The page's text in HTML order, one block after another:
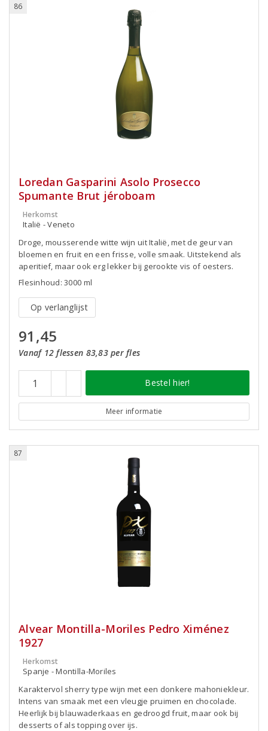
86
Loredan Gasparini Asolo Prosecco
Spumante Brut jéroboam
Herkomst
Italië - Veneto
Droge, mousserende witte wijn uit Italië, met de geur van
bloemen en fruit en een frisse, volle smaak. Uitstekend als
aperitief, maar ook erg lekker bij gerookte vis of oesters.
Flesinhoud: 3000 ml
Op verlanglijst
91,45
Vanaf 12 flessen 83,83 per fles
Bestel hier!
Meer informatie
87
Alvear Montilla-Moriles Pedro Ximénez
1927
Herkomst
Spanje - Montilla-Moriles
Karaktervol sherry type wijn met een donkere mahoniekleur.
Intens van smaak met een vleugje pruimen en chocolade.
Heerlijk bij blauwaderkaas en gedroogd fruit, maar ook bij
desserts of als topping over ijs.